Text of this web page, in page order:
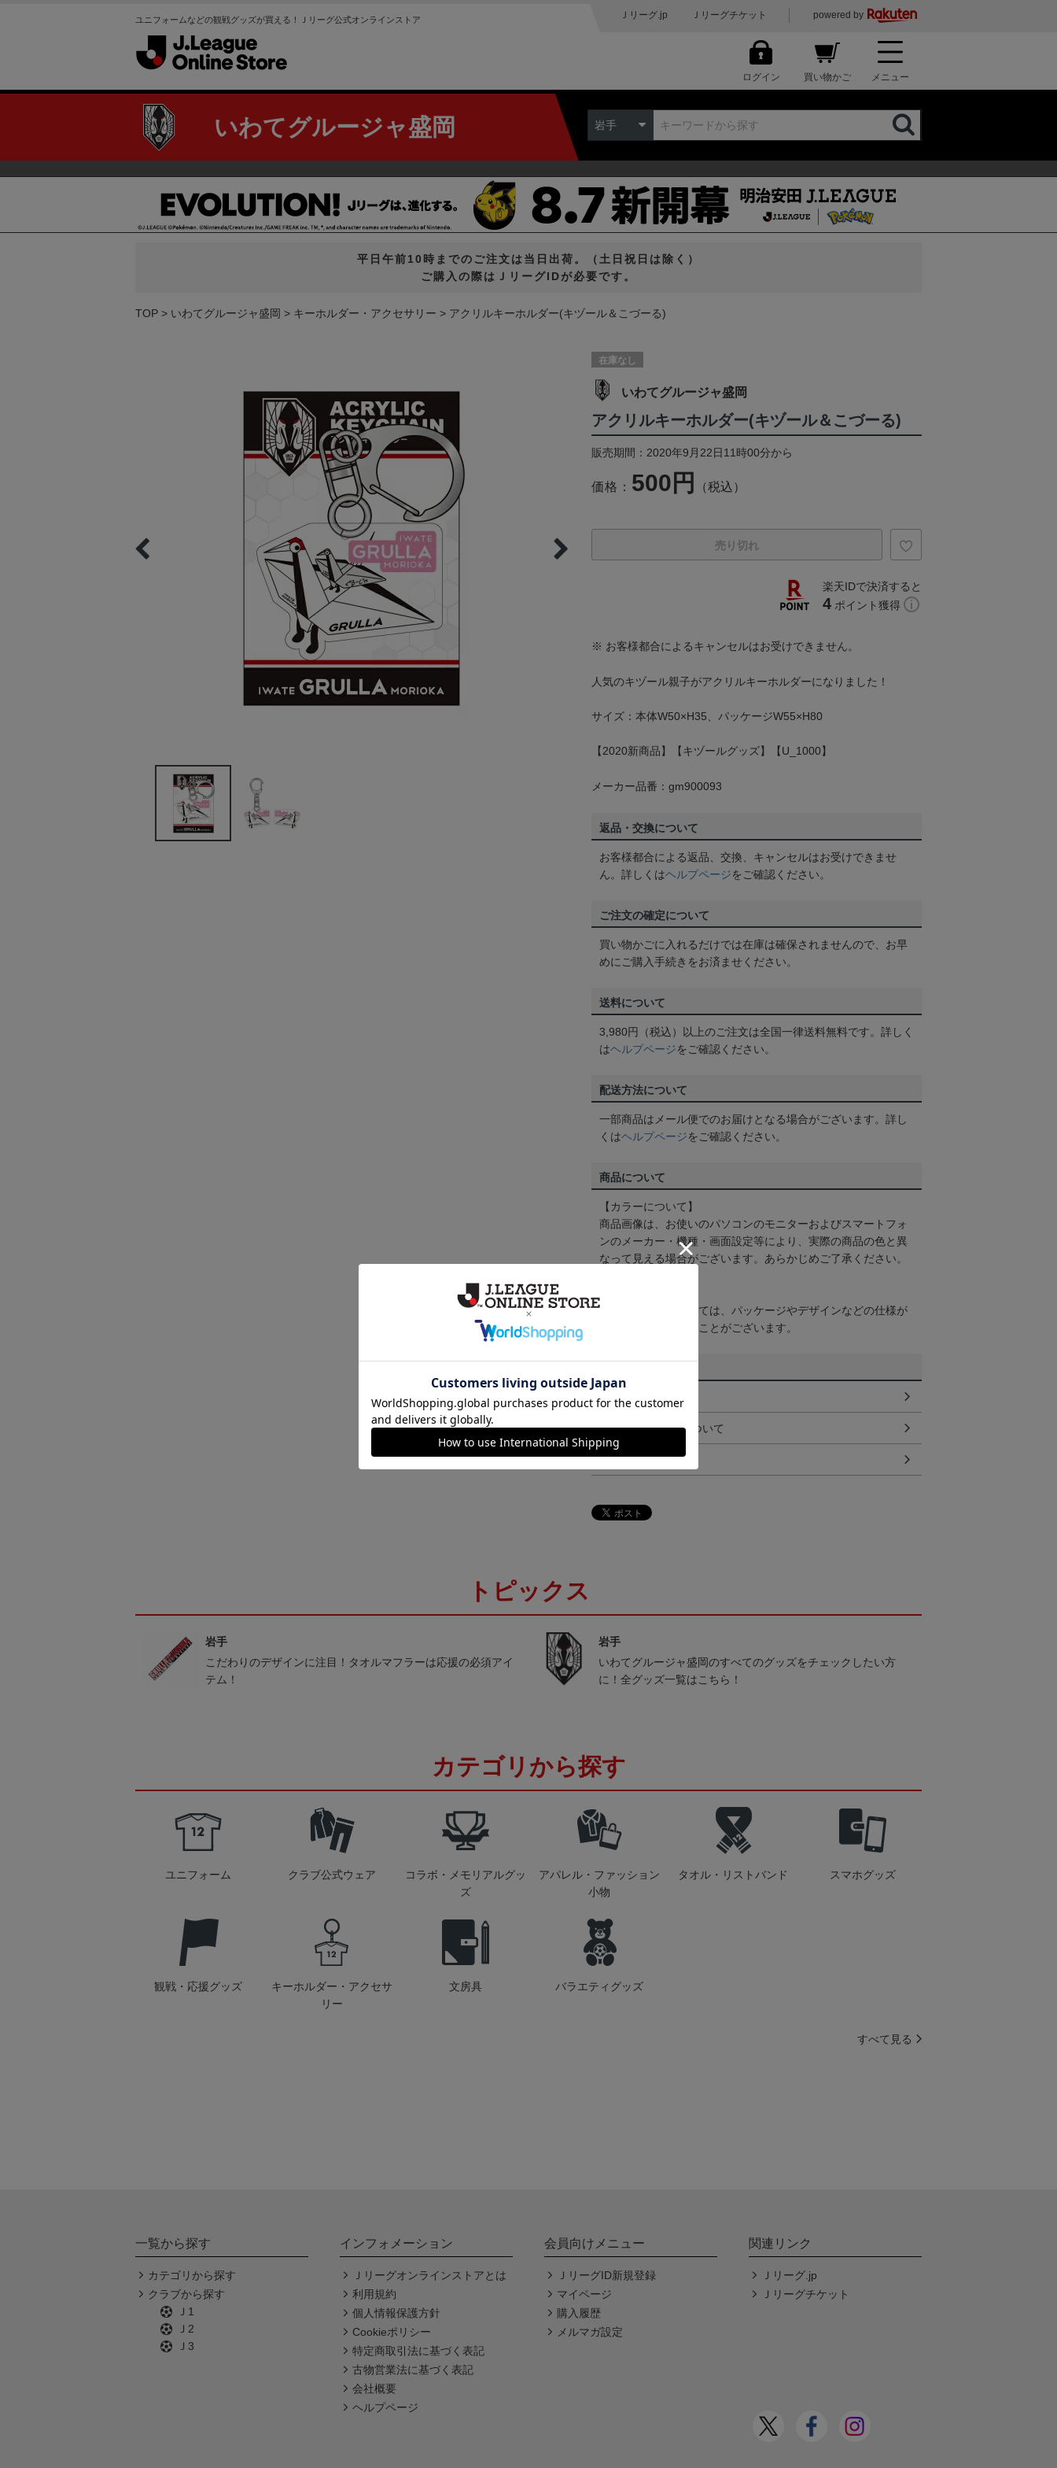
ユニフォームなどの観戦グッズが買える！Ｊリーグ公式オンラインストア Ｊリーグ.jp Ｊリーグチケット powered by
ログイン 買い物かご メニュー
いわてグルージャ盛岡 岩手
平日午前10時までのご注文は当日出荷。（土日祝日は除く）
ご購入の際はＪリーグIDが必要です。
TOP いわてグルージャ盛岡 キーホルダー・アクセサリー アクリルキーホルダー(キヅール＆こづーる)
在庫なし
いわてグルージャ盛岡
アクリルキーホルダー(キヅール＆こづーる)
販売期間：2020年9月22日11時00分から
価格： 500円 （税込）
売り切れ
楽天IDで決済すると
4 ポイント獲得
※ お客様都合によるキャンセルはお受けできません。
人気のキヅール親子がアクリルキーホルダーになりました！
サイズ：本体W50×H35、パッケージW55×H80
【2020新商品】【キヅールグッズ】【U_1000】
メーカー品番：gm900093
返品・交換について
お客様都合による返品、交換、キャンセルはお受けできませ
ん。詳しくはヘルプページをご確認ください。
ご注文の確定について
買い物かごに入れるだけでは在庫は確保されませんので、お早
めにご購入手続きをお済ませください。
送料について
3,980円（税込）以上のご注文は全国一律送料無料です。詳しく
はヘルプページをご確認ください。
配送方法について
一部商品はメール便でのお届けとなる場合がございます。詳し
くはヘルプページをご確認ください。
商品について
【カラーについて】
商品画像は、お使いのパソコンのモニターおよびスマートフォ
ンのメーカー・機種・画面設定等により、実際の商品の色と異
なって見える場合がございます。あらかじめご了承ください。
取り扱い商品によっては、パッケージやデザインなどの仕様が
予告なく変更になることがございます。
決済について
ギフト対応について
ヘルプページ
トピックス
岩手
こだわりのデザインに注目！タオルマフラーは応援の必須アイ
テム！
岩手
いわてグルージャ盛岡のすべてのグッズをチェックしたい方
に！全グッズ一覧はこちら！
カテゴリから探す
ユニフォーム クラブ公式ウェア
コラボ・メモリアルグッ
ズ
アパレル・ファッション
小物
タオル・リストバンド スマホグッズ
観戦・応援グッズ
キーホルダー・アクセサ
リー
文房具 バラエティグッズ
すべて見る
一覧から探す
カテゴリから探す
クラブから探す
Ｊ1
Ｊ2
Ｊ3
インフォメーション
Ｊリーグオンラインストアとは
利用規約
個人情報保護方針
Cookieポリシー
特定商取引法に基づく表記
古物営業法に基づく表記
会社概要
ヘルプページ
会員向けメニュー
ＪリーグID新規登録
マイページ
購入履歴
メルマガ設定
関連リンク
Ｊリーグ.jp
Ｊリーグチケット